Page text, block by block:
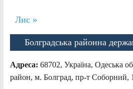
Лис »
Болградська районна
Адреса: 68702, Україна, Одеська
район, м. Болград, пр-т Соборний,